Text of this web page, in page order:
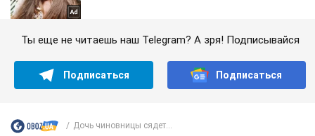
Ты еще не читаешь наш Telegram? А зря! Подписывайся
Подписаться Подписаться
Дочь чиновницы сядет...